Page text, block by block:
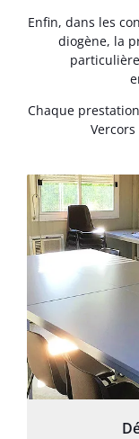
Enfin, dans les
diogène, la
Chaque